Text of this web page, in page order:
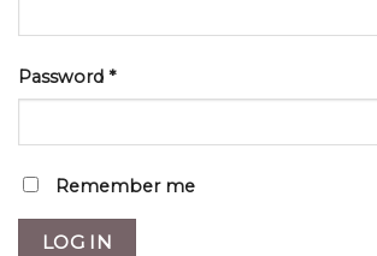
Password *
Remember me
LOG IN